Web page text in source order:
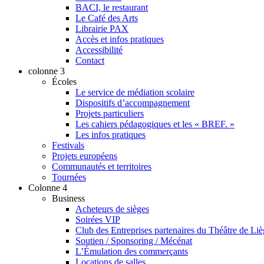
BACI, le restaurant
Le Café des Arts
Librairie PAX
Accès et infos pratiques
Accessibilité
Contact
colonne 3
Écoles
Le service de médiation scolaire
Dispositifs d’accompagnement
Projets particuliers
Les cahiers pédagogiques et les « BREF. »
Les infos pratiques
Festivals
Projets européens
Communautés et territoires
Tournées
Colonne 4
Business
Acheteurs de sièges
Soirées VIP
Club des Entreprises partenaires du Théâtre de
Soutien / Sponsoring / Mécénat
L’Émulation des commerçants
Locations de salles